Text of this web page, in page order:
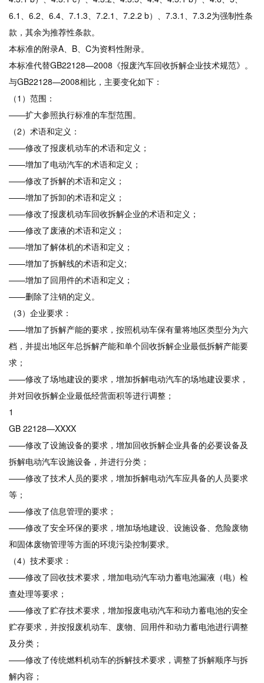
6.1、6.2、6.4、7.1.3、7.2.1、7.2.2 b）、7.3.1、7.3.2为强制性条
款，其余为推荐性条款。
本标准的附录A、B、C为资料性附录。
本标准代替GB22128—2008《报废汽车回收拆解企业技术规范》。
与GB22128—2008相比，主要变化如下：
（1）范围：
——扩大参照执行标准的车型范围。
（2）术语和定义：
——修改了报废机动车的术语和定义；
——增加了电动汽车的术语和定义；
——修改了拆解的术语和定义；
——增加了拆卸的术语和定义；
——修改了报废机动车回收拆解企业的术语和定义；
——修改了废液的术语和定义；
——增加了解体机的术语和定义；
——增加了拆解线的术语和定义;
——增加了回用件的术语和定义；
——删除了注销的定义。
（3）企业要求：
——增加了拆解产能的要求，按照机动车保有量将地区类型分为六
档，并提出地区年总拆解产能和单个回收拆解企业最低拆解产能要
求；
——修改了场地建设的要求，增加拆解电动汽车的场地建设要求，
并对回收拆解企业最低经营面积等进行调整；
1
GB 22128—XXXX
——修改了设施设备的要求，增加回收拆解企业具备的必要设备及
拆解电动汽车设施设备，并进行分类；
——修改了技术人员的要求，增加拆解电动汽车应具备的人员要求
等；
——修改了信息管理的要求；
——修改了安全环保的要求，增加场地建设、设施设备、危险废物
和固体废物管理等方面的环境污染控制要求。
（4）技术要求：
——修改了回收技术要求，增加电动汽车动力蓄电池漏液（电）检
查处理等要求；
——修改了贮存技术要求，增加报废电动汽车和动力蓄电池的安全
贮存要求，并按报废机动车、废物、回用件和动力蓄电池进行调整
及分类；
——修改了传统燃料机动车的拆解技术要求，调整了拆解顺序与拆
解内容；